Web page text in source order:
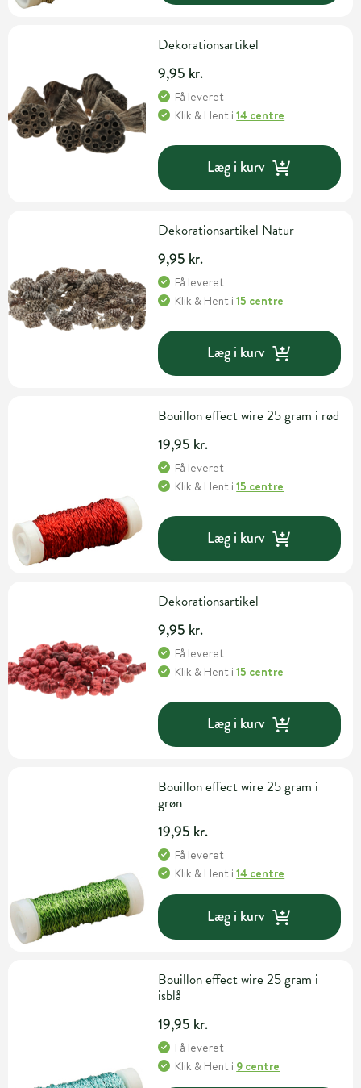
Dekorationsartikel
9,95 kr.
Få leveret
Klik & Hent i14 centre
Læg i kurv
Dekorationsartikel Natur
9,95 kr.
Få leveret
Klik & Hent i15 centre
Læg i kurv
Bouillon effect wire 25 gram i rød
19,95 kr.
Få leveret
Klik & Hent i15 centre
Læg i kurv
Dekorationsartikel
9,95 kr.
Få leveret
Klik & Hent i15 centre
Læg i kurv
Bouillon effect wire 25 gram i
grøn
19,95 kr.
Få leveret
Klik & Hent i14 centre
Læg i kurv
Bouillon effect wire 25 gram i
isblå
19,95 kr.
Få leveret
Klik & Hent i 9 centre